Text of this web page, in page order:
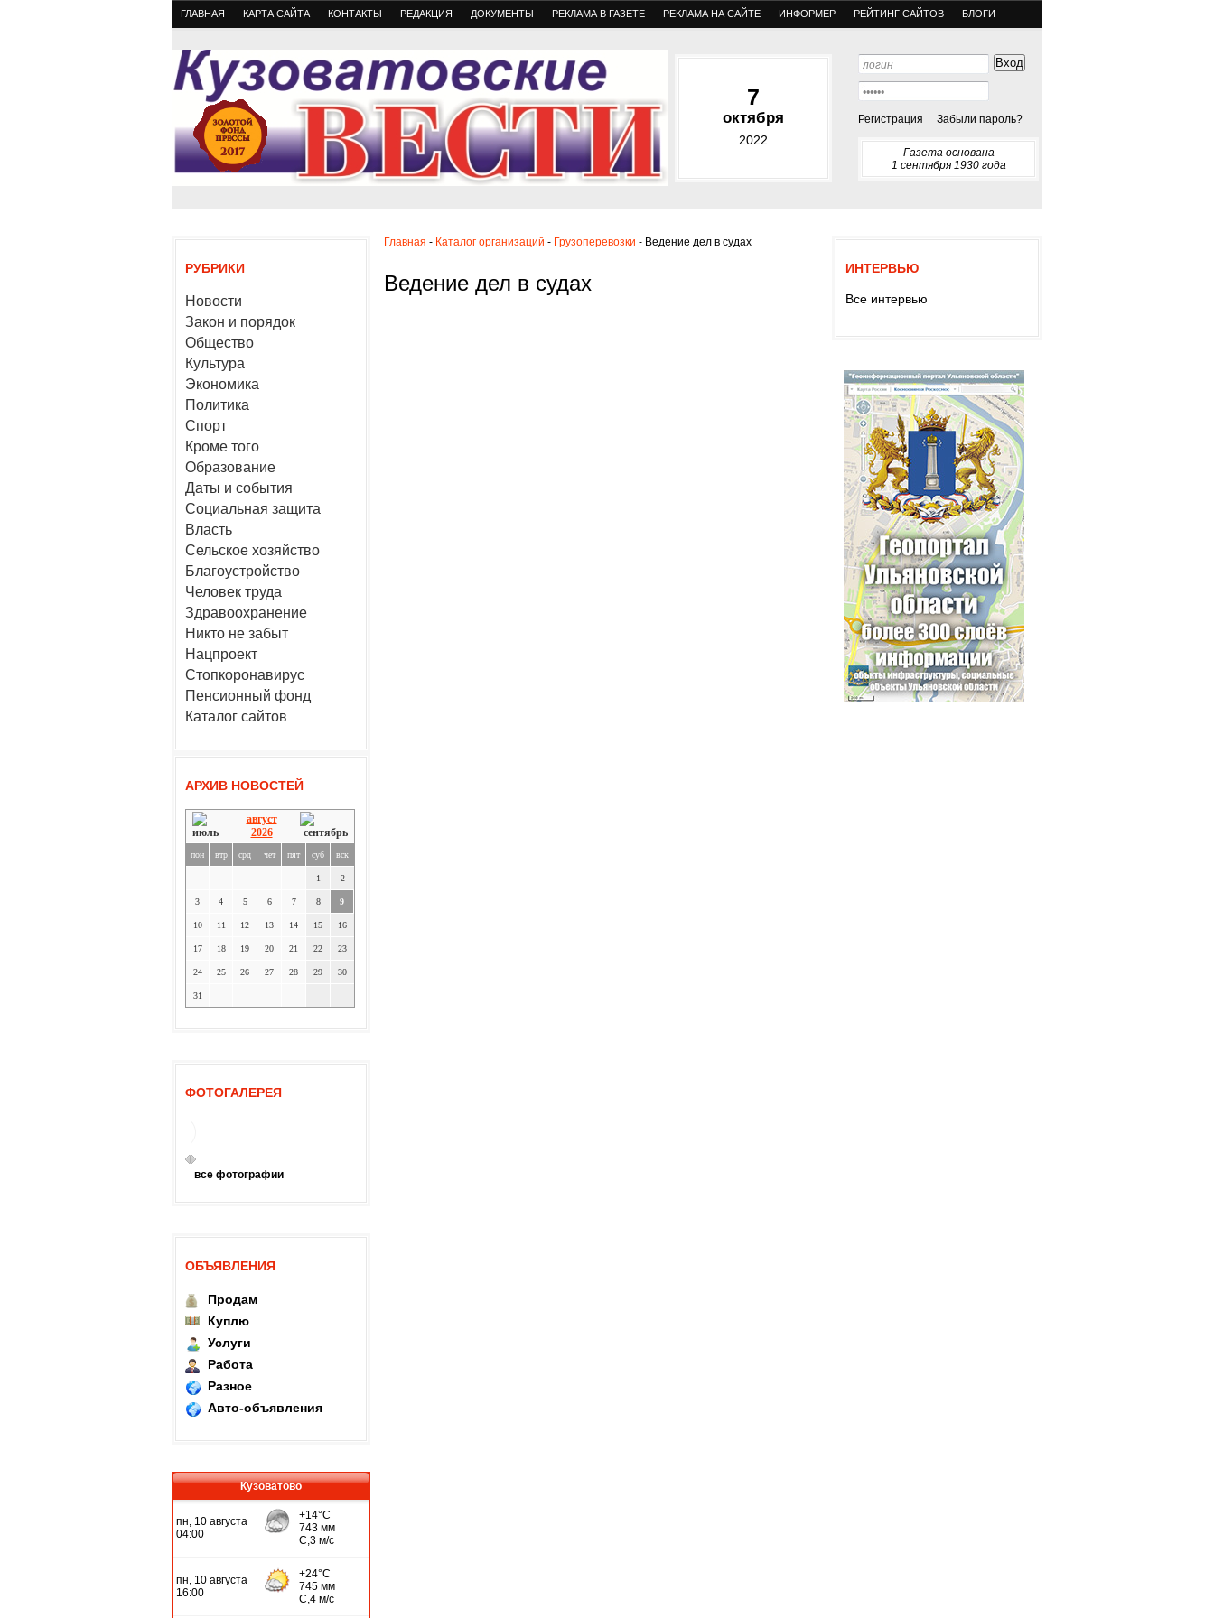
ГЛАВНАЯ КАРТА САЙТА КОНТАКТЫ РЕДАКЦИЯ ДОКУМЕНТЫ РЕКЛАМА В ГАЗЕТЕ РЕКЛАМА НА САЙТЕ ИНФОРМЕР РЕЙТИНГ САЙТОВ БЛОГИ
7
октября
2022
Регистрация Забыли пароль?
Газета основана
1 сентября 1930 года
РУБРИКИ
Новости
Закон и порядок
Общество
Культура
Экономика
Политика
Спорт
Кроме того
Образование
Даты и события
Социальная защита
Власть
Сельское хозяйство
Благоустройство
Человек труда
Здравоохранение
Никто не забыт
Нацпроект
Стопкоронавирус
Пенсионный фонд
Каталог сайтов
АРХИВ НОВОСТЕЙ
август
2026
пон втр срд чет пят суб вск
1 2
3 4 5 6 7 8 9
10 11 12 13 14 15 16
17 18 19 20 21 22 23
24 25 26 27 28 29 30
31
ФОТОГАЛЕРЕЯ
все фотографии
ОБЪЯВЛЕНИЯ
Продам
Куплю
Услуги
Работа
Разное
Авто-объявления
Кузоватово
Главная - Каталог организаций - Грузоперевозки - Ведение дел в судах
Ведение дел в судах
ИНТЕРВЬЮ
Все интервью